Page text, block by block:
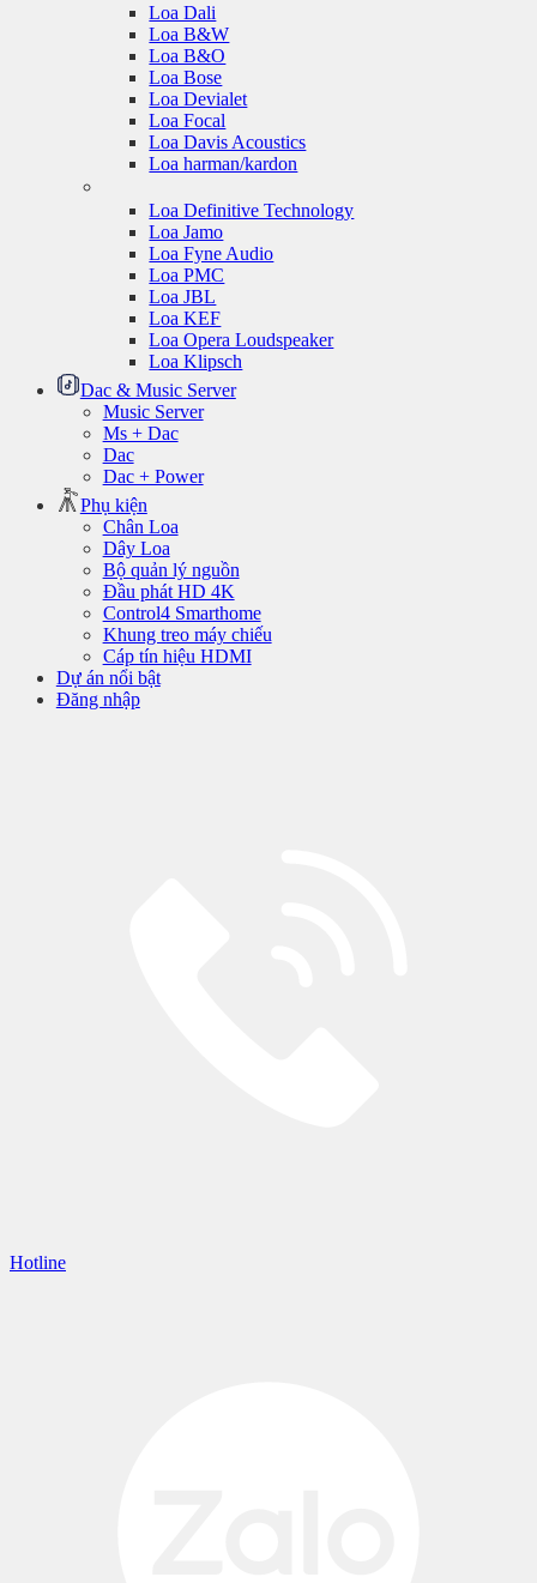
Loa Dali
Loa B&W
Loa B&O
Loa Bose
Loa Devialet
Loa Focal
Loa Davis Acoustics
Loa harman/kardon
Loa Definitive Technology
Loa Jamo
Loa Fyne Audio
Loa PMC
Loa JBL
Loa KEF
Loa Opera Loudspeaker
Loa Klipsch
Dac & Music Server
Music Server
Ms + Dac
Dac
Dac + Power
Phụ kiện
Chân Loa
Dây Loa
Bộ quản lý nguồn
Đầu phát HD 4K
Control4 Smarthome
Khung treo máy chiếu
Cáp tín hiệu HDMI
Dự án nổi bật
Đăng nhập
Hotline